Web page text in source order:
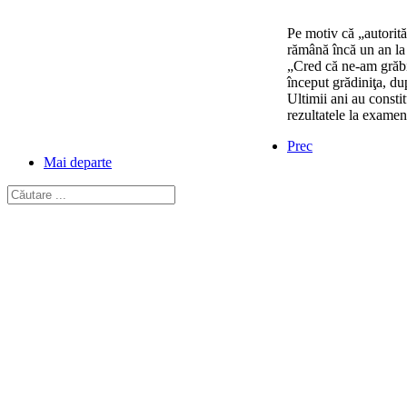
Pe motiv că
rămână încă un an
„Cred că ne-am
început grădiniţa,
Ultimii ani au
rezultatele la
Prec
Mai departe